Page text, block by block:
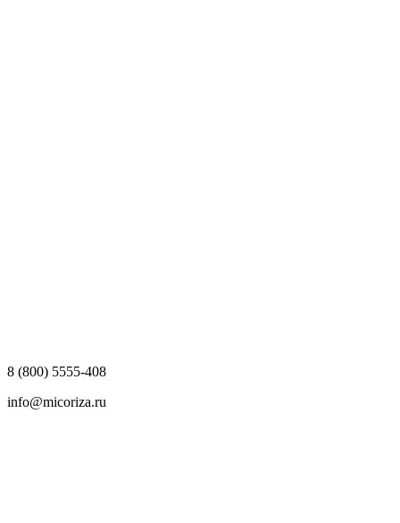
8 (800) 5555-408
info@micoriza.ru